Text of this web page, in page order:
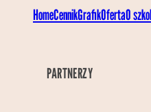
HomeCennikGrafikOfertaO
PARTNERZY